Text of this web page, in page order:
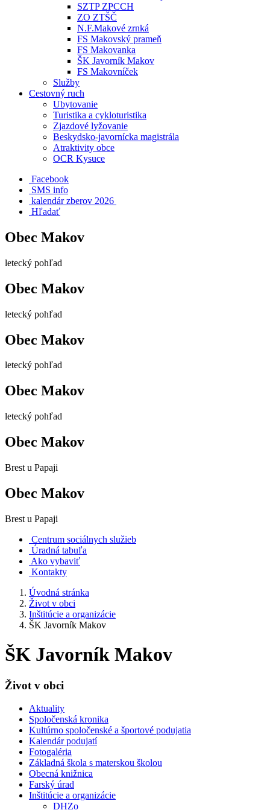
SZTP ZPCCH
ZO ZTŠČ
N.F.Makové zrnká
FS Makovský prameň
FS Makovanka
ŠK Javorník Makov
FS Makovníček
Služby
Cestovný ruch
Ubytovanie
Turistika a cykloturistika
Zjazdové lyžovanie
Beskydsko-javornícka magistrála
Atraktivity obce
OCR Kysuce
Facebook
SMS info
​ kalendár zberov 2026
Hľadať
Obec Makov
letecký pohľad
Obec Makov
letecký pohľad
Obec Makov
letecký pohľad
Obec Makov
letecký pohľad
Obec Makov
Brest u Papaji
Obec Makov
Brest u Papaji
Centrum sociálnych služieb
Úradná tabuľa
Ako vybaviť
Kontakty
Úvodná stránka
Život v obci
Inštitúcie a organizácie
ŠK Javorník Makov
ŠK Javorník Makov
Život v obci
Aktuality
Spoločenská kronika
Kultúrno spoločenské a športové podujatia
Kalendár podujatí
Fotogaléria
Základná škola s materskou školou
Obecná knižnica
Farský úrad
Inštitúcie a organizácie
DHZo